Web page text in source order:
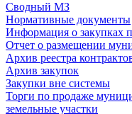
Сводный МЗ
Нормативные документы
Информация о закупках
Отчет о размещении
Архив реестра
Архив закупок
Закупки вне системы
Торги по продаже
земельные участки